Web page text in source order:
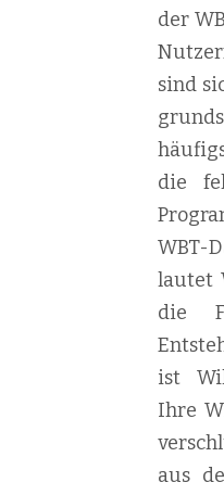
der
sind
die
WBT-
lautet
die
ist
Ihre
aus